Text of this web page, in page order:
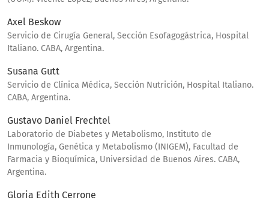
Axel Beskow
Servicio de Cirugía General, Sección Esofagogástrica, Hospital
Italiano. CABA, Argentina.
Susana Gutt
Servicio de Clínica Médica, Sección Nutrición, Hospital Italiano.
CABA, Argentina.
Gustavo Daniel Frechtel
Laboratorio de Diabetes y Metabolismo, Instituto de
Inmunología, Genética y Metabolismo (INIGEM), Facultad de
Farmacia y Bioquímica, Universidad de Buenos Aires. CABA,
Argentina.
Gloria Edith Cerrone